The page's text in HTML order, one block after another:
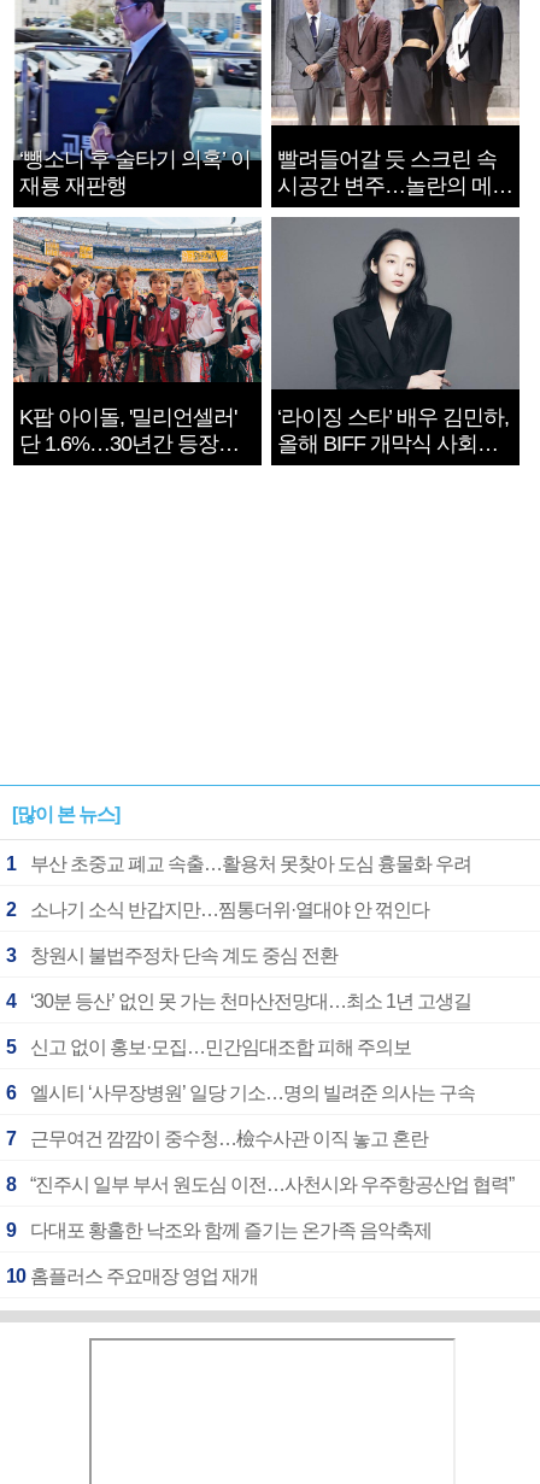
‘뺑소니 후 술타기 의혹’ 이
재룡 재판행
빨려들어갈 듯 스크린 속
시공간 변주…놀란의 메시
지는 ‘전쟁 속죄’
K팝 아이돌, '밀리언셀러'
단 1.6%…30년간 등장
1182개팀 전수조사
‘라이징 스타’ 배우 김민하,
올해 BIFF 개막식 사회자
확정
[많이 본 뉴스]
1 부산 초중교 폐교 속출…활용처 못찾아 도심 흉물화 우려
2 소나기 소식 반갑지만…찜통더위·열대야 안 꺾인다
3 창원시 불법주정차 단속 계도 중심 전환
4 ‘30분 등산’ 없인 못 가는 천마산전망대…최소 1년 고생길
5 신고 없이 홍보·모집…민간임대조합 피해 주의보
6 엘시티 ‘사무장병원’ 일당 기소…명의 빌려준 의사는 구속
7 근무여건 깜깜이 중수청…檢수사관 이직 놓고 혼란
8 “진주시 일부 부서 원도심 이전…사천시와 우주항공산업 협력”
9 다대포 황홀한 낙조와 함께 즐기는 온가족 음악축제
10 홈플러스 주요매장 영업 재개